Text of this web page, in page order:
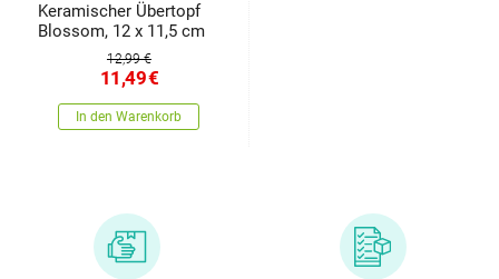
Keramischer Übertopf
Blossom, 12 x 11,5 cm
12,99 €
11,49€
In den Warenkorb